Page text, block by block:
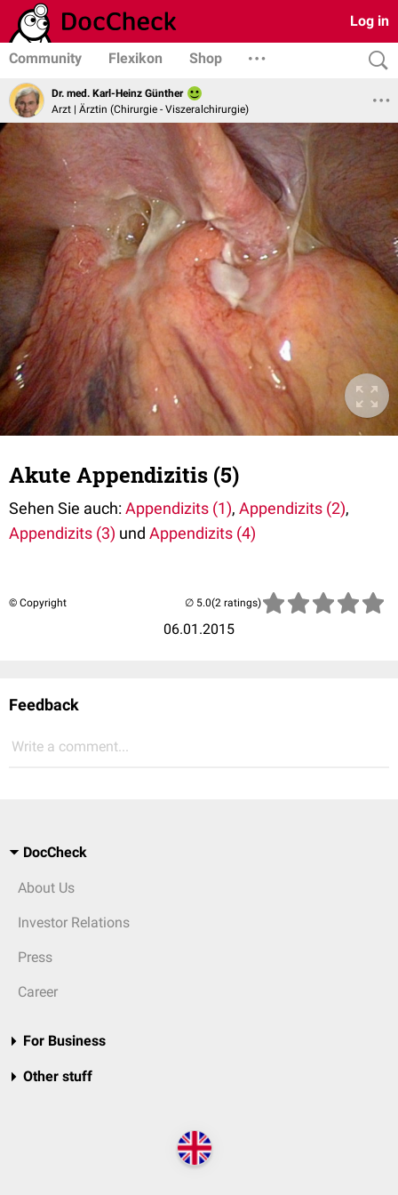
Log in
Community Flexikon Shop
Dr. med. Karl-Heinz Günther
Arzt | Ärztin (Chirurgie - Viszeralchirurgie)
Akute Appendizitis (5)
Sehen Sie auch:Appendizits (1), Appendizits (2),
Appendizits (3) und Appendizits (4)
© Copyright
06.01.2015
(2 ratings)
Feedback
Write a comment...
DocCheck
About Us
Investor Relations
Press
Career
For Business
Other stuff